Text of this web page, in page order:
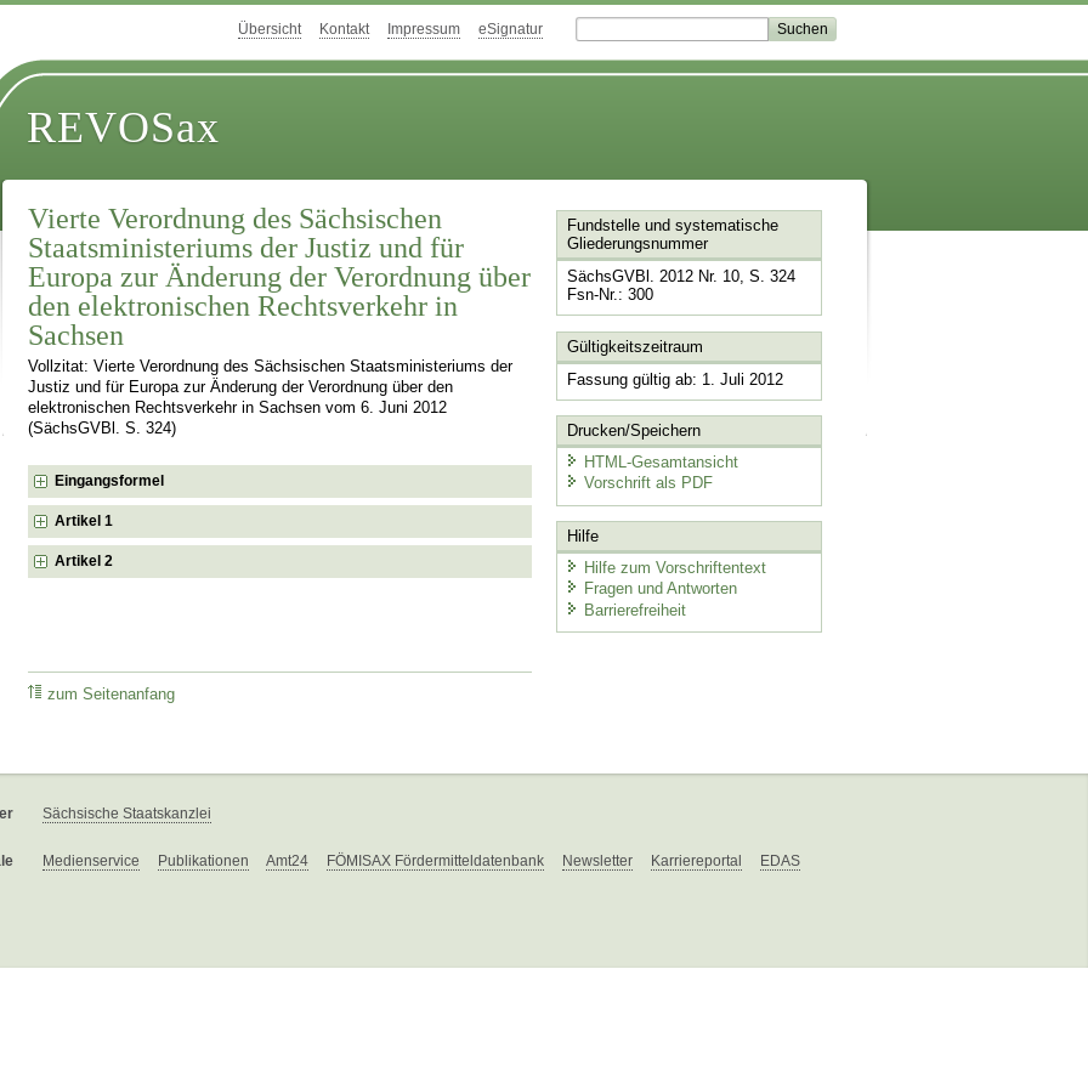
Übersicht Kontakt Impressum eSignatur
REVOSax
Vierte Verordnung des Sächsischen
Staatsministeriums der Justiz und für
Europa zur Änderung der Verordnung über
den elektronischen Rechtsverkehr in
Sachsen
Vollzitat: Vierte Verordnung des Sächsischen Staatsministeriums der
Justiz und für Europa zur Änderung der Verordnung über den
elektronischen Rechtsverkehr in Sachsen vom 6. Juni 2012
(SächsGVBl. S. 324)
Eingangsformel
Artikel 1
Artikel 2
zum Seitenanfang
Fundstelle und systematische
Gliederungsnummer
SächsGVBl. 2012 Nr. 10, S. 324
Fsn-Nr.: 300
Gültigkeitszeitraum
Fassung gültig ab: 1. Juli 2012
Drucken/Speichern
HTML-Gesamtansicht
Vorschrift als PDF
Hilfe
Hilfe zum Vorschriftentext
Fragen und Antworten
Barrierefreiheit
Sächsische Staatskanzlei
Medienservice Publikationen Amt24 FÖMISAX Fördermitteldatenbank Newsletter Karriereportal EDAS